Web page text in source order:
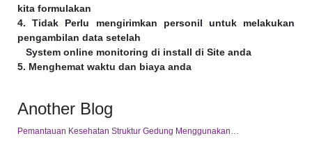
kita formulakan
4. Tidak Perlu mengirimkan personil untuk melakukan
pengambilan data setelah
System online monitoring di install di Site anda
5. Menghemat waktu dan biaya anda
Another Blog
Pemantauan Kesehatan Struktur Gedung Menggunakan…